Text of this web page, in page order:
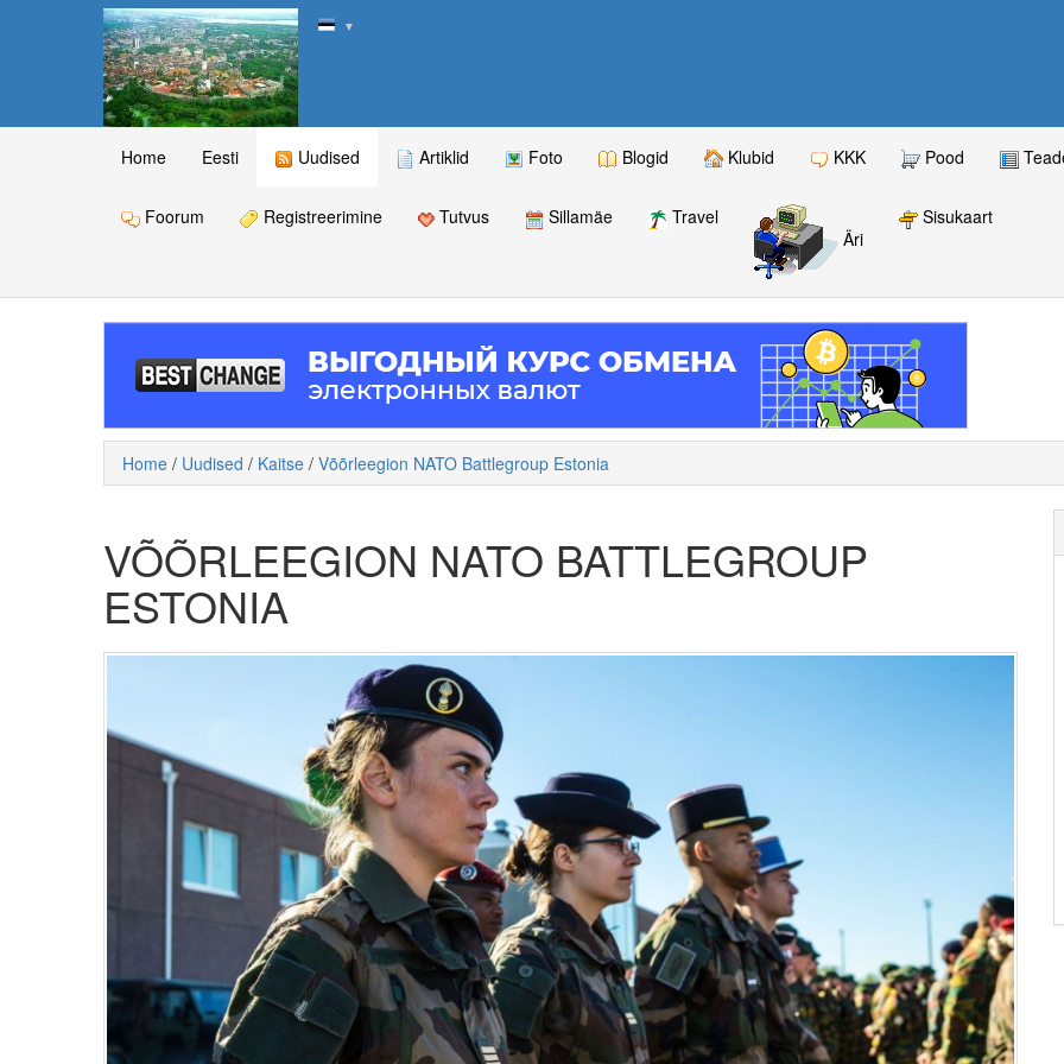
▼
Home Eesti Uudised Artiklid Foto Blogid Klubid KKK Pood
Foorum Registreerimine Tutvus Sillamäe
Travel
Äri
Sisukaart
Home / Uudised / Kaitse / Võõrleegion NATO Battlegroup Estonia
VÕÕRLEEGION NATO BATTLEGROUP
ESTONIA